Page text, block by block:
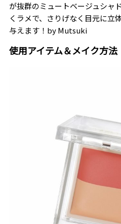
が抜群のミュートベージュシャ
くラメで、さりげなく目元に立
与えます！――by Mutsuki
使用アイテム＆メイク方法